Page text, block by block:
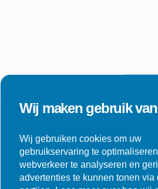
Wij maken gebruik
Wij gebruiken cookies om uw
gebruikservaring te
webverkeer te analyseren en
advertenties te kunnen tonen via